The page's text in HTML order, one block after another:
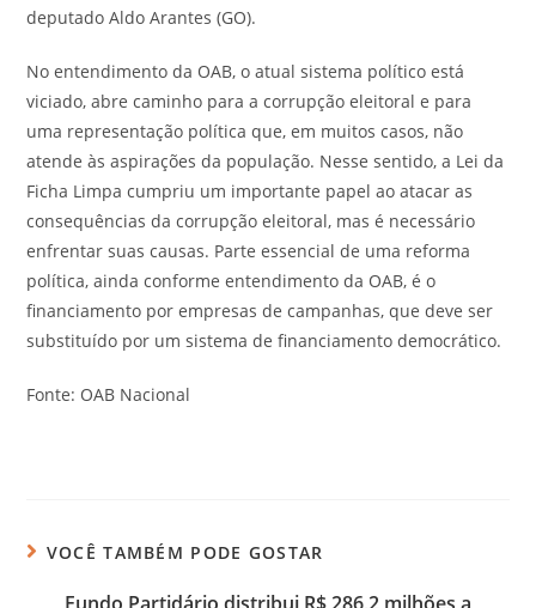
deputado Aldo Arantes (GO).
No entendimento da OAB, o atual sistema político está
viciado, abre caminho para a corrupção eleitoral e para
uma representação política que, em muitos casos, não
atende às aspirações da população. Nesse sentido, a Lei da
Ficha Limpa cumpriu um importante papel ao atacar as
consequências da corrupção eleitoral, mas é necessário
enfrentar suas causas. Parte essencial de uma reforma
política, ainda conforme entendimento da OAB, é o
financiamento por empresas de campanhas, que deve ser
substituído por um sistema de financiamento democrático.
Fonte: OAB Nacional
VOCÊ TAMBÉM PODE GOSTAR